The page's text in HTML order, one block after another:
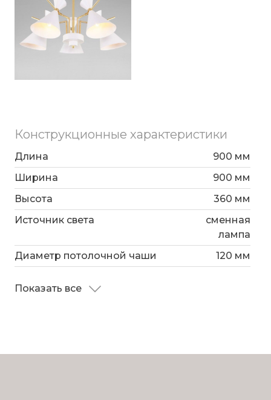
световой поток в нужном направлении. В
производстве люстры использован
высококачественный металл с надежным
защитным покрытием.
Конструкционные характеристики
Длина
900 мм
Ширина
900 мм
Высота
360 мм
Источник света
сменная
лампа
Диаметр потолочной чаши
120 мм
Показать все